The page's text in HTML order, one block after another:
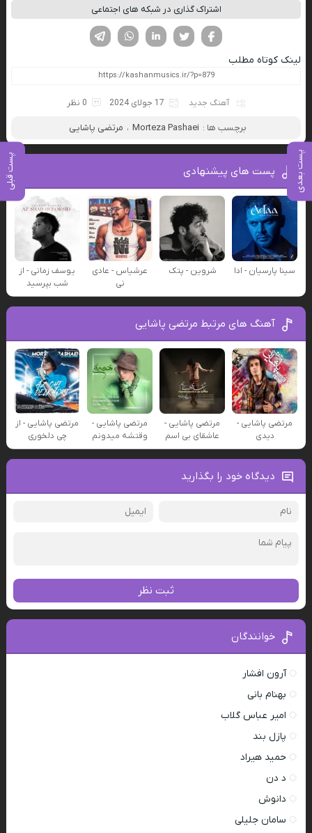
پست بعدی پست قبلی
اشتراک گذاری در شبکه های اجتماعی
لینکدین تویتر
فیسوک
لینک کوتاه مطلب
آهنگ جدید 17 جولای 2024 0 نظر
برچسب ها : Morteza Pashaei ، مرتضی پاشایی
پست های پیشنهادی
سینا پارسیان - ادا شروین - پتک
عرشیاس - عادی
نی
یوسف زمانی - از
شب بپرسید
آهنگ های مرتبط مرتضی پاشایی
مرتضی پاشایی -
دیدی
مرتضی پاشایی -
عاشقای بی اسم
مرتضی پاشایی -
وقتشه میدونم
مرتضی پاشایی - از
چی دلخوری
دیدگاه خود را بگذارید
ثبت نظر
خوانندگان
آرون افشار
بهنام بانی
امیر عباس گلاب
پازل بند
حمید هیراد
د دن
دانوش
سامان جلیلی